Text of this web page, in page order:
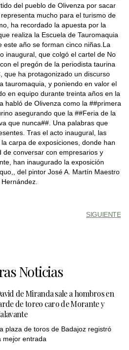
del pueblo de Olivenza por sacar
mucho para el turismo de
ha recordado la apuesta por la
realiza la Escuela de Tauromaquia
este año se forman cinco niñas.La
inaugural, que colgó el cartel de No
el pregón de la periodista taurina
que ha protagonizado un discurso
tauromaquia, y poniendo en valor el
en equipo durante treinta años en la
habló de Olivenza como la ##primera
asegurando que la ##Feria de la
que nunca##. Una palabras que
Tras el acto inaugural, las
carpa de exposiciones, donde han
de conversar con empresarios y
han inaugurado la exposición
del pintor José A. Martín Maestro
Hernández.
SIGUIENTE
Noticias
de Miranda sale a hombros en
de toreo caro de Morante y
plaza de toros de Badajoz registró
mejor entrada